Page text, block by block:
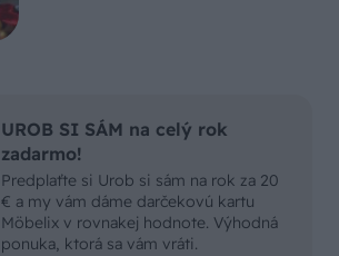
UROB SI SÁM na celý rok
zadarmo!
Predplaťte si Urob si sám na rok za 20
€ a my vám dáme darčekovú kartu
Möbelix v rovnakej hodnote. Výhodná
ponuka, ktorá sa vám vráti.